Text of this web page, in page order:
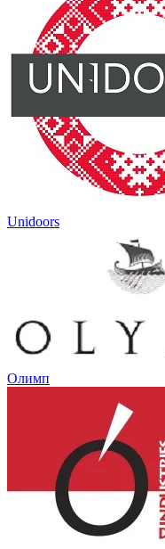
Unidoors
Олимп